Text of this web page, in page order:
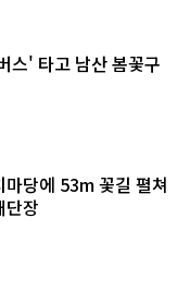
스' 타고 남산 봄꽃구
당에 53m 꽃길 펼쳐
장